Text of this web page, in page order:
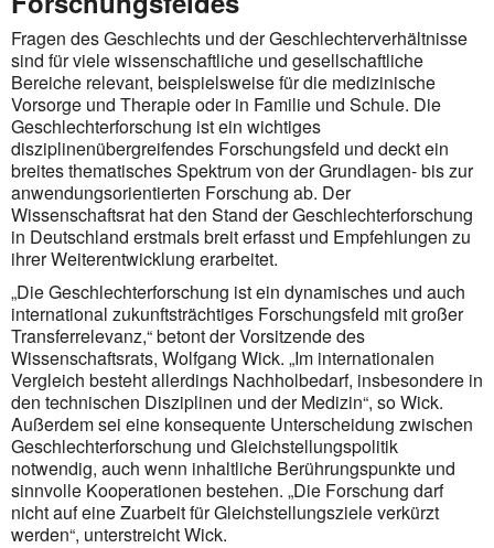
Fragen des Geschlechts und der Geschlechterverhältnisse
sind für viele wissenschaftliche und gesellschaftliche
Bereiche relevant, beispielsweise für die medizinische
Vorsorge und Therapie oder in Familie und Schule. Die
Geschlechterforschung ist ein wichtiges
disziplinenübergreifendes Forschungsfeld und deckt ein
breites thematisches Spektrum von der Grundlagen- bis zur
anwendungsorientierten Forschung ab. Der
Wissenschaftsrat hat den Stand der Geschlechterforschung
in Deutschland erstmals breit erfasst und Empfehlungen zu
ihrer Weiterentwicklung erarbeitet.
„Die Geschlechterforschung ist ein dynamisches und auch
international zukunftsträchtiges Forschungsfeld mit großer
Transferrelevanz,“ betont der Vorsitzende des
Wissenschaftsrats, Wolfgang Wick. „Im internationalen
Vergleich besteht allerdings Nachholbedarf, insbesondere in
den technischen Disziplinen und der Medizin“, so Wick.
Außerdem sei eine konsequente Unterscheidung zwischen
Geschlechterforschung und Gleichstellungspolitik
notwendig, auch wenn inhaltliche Berührungspunkte und
sinnvolle Kooperationen bestehen. „Die Forschung darf
nicht auf eine Zuarbeit für Gleichstellungsziele verkürzt
werden“, unterstreicht Wick.